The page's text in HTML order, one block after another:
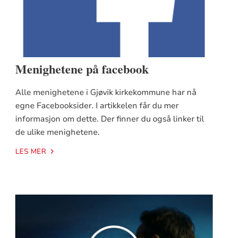
Menighetene på facebook
Alle menighetene i Gjøvik kirkekommune har nå
egne Facebooksider. I artikkelen får du mer
informasjon om dette. Der finner du også linker til
de ulike menighetene.
LES MER